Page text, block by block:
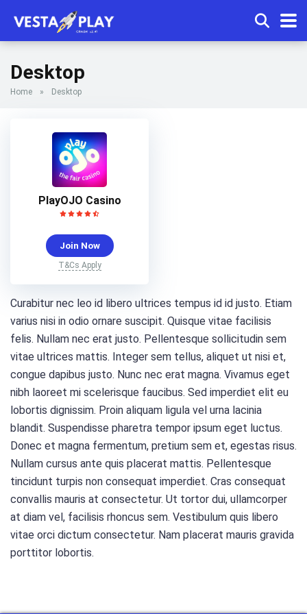
Desktop
Home » Desktop
PlayOJO Casino
Join Now
T&Cs Apply
Curabitur nec leo id libero ultrices tempus id id justo. Etiam
varius nisi in odio ornare suscipit. Quisque vitae facilisis
felis. Nullam nec erat justo. Pellentesque sollicitudin sem
vitae ultrices mattis. Integer sem tellus, aliquet ut nisi et,
congue dapibus justo. Nunc nec erat magna. Vivamus eget
nibh laoreet mi scelerisque faucibus. Sed imperdiet elit eu
lobortis dignissim. Proin aliquam ligula vel urna lacinia
blandit. Suspendisse pharetra tempor ipsum eget luctus.
Donec et magna fermentum, pretium sem et, egestas risus.
Nullam cursus ante quis placerat mattis. Pellentesque
tincidunt turpis non consequat imperdiet. Cras consequat
convallis mauris at consectetur. Ut tortor dui, ullamcorper
at diam vel, facilisis rhoncus sem. Vestibulum quis libero
vitae orci dictum consectetur. Nam placerat mauris gravida
porttitor lobortis.